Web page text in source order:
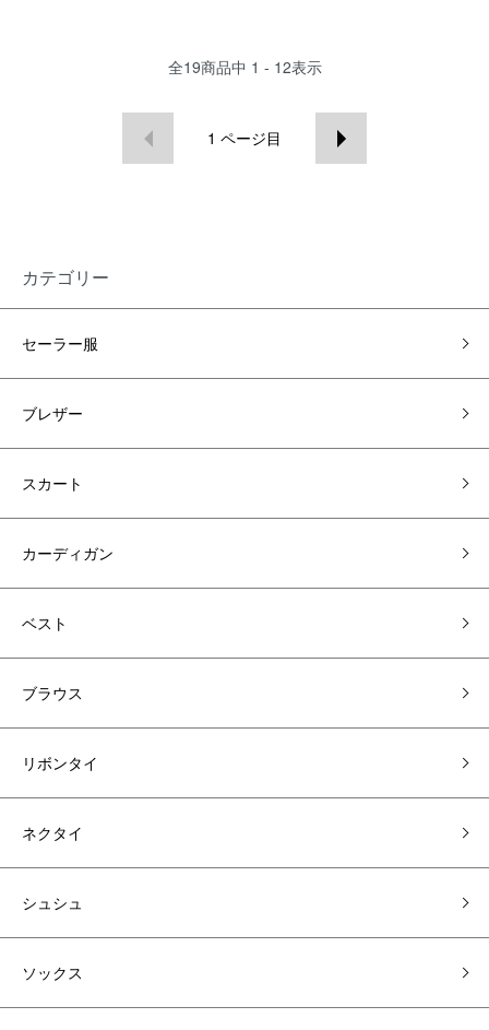
全19商品中 1 - 12表示
1 ページ目
カテゴリー
セーラー服
ブレザー
スカート
カーディガン
ベスト
ブラウス
リボンタイ
ネクタイ
シュシュ
ソックス